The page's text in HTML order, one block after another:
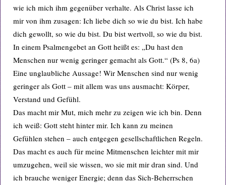
wie ich mich ihm gegenüber verhalte. Als Christ lasse ich
mir von ihm zusagen: Ich liebe dich so wie du bist. Ich habe
dich gewollt, so wie du bist. Du bist wertvoll, so wie du bist.
In einem Psalmengebet an Gott heißt es: „Du hast den
Menschen nur wenig geringer gemacht als Gott.“ (Ps 8, 6a)
Eine unglaubliche Aussage! Wir Menschen sind nur wenig
geringer als Gott – mit allem was uns ausmacht: Körper,
Verstand und Gefühl.
Das macht mir Mut, mich mehr zu zeigen wie ich bin. Denn
ich weiß: Gott steht hinter mir. Ich kann zu meinen
Gefühlen stehen – auch entgegen gesellschaftlichen Regeln.
Das macht es auch für meine Mitmenschen leichter mit mir
umzugehen, weil sie wissen, wo sie mit mir dran sind. Und
ich brauche weniger Energie; denn das Sich-Beherrschen